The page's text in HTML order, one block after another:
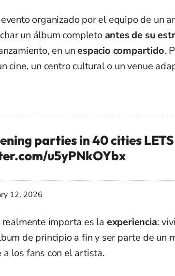
organizado por el equipo de un
un álbum completo antes de su
en unespacio compartido.
cine, un centro cultural o un venue
parties in 40 cities LETS
u5yPNkOYbx
12, 2026
importa es la experiencia:
de principio a fin y ser parte de un
los fans con el artista.